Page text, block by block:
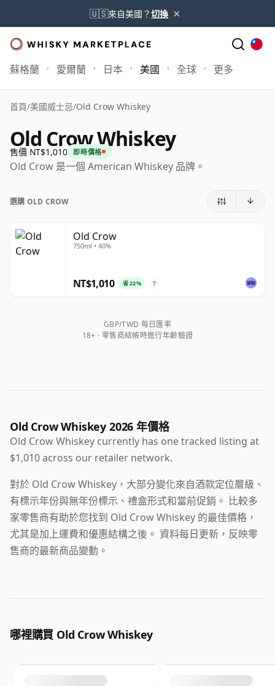
🇺🇸來自美國？切換 ×
蘇格蘭 愛爾蘭 日本 美國 全球 更多
首頁/美國威士忌/Old Crow Whiskey
Old Crow Whiskey
售價 NT$1,010 即時價格
Old Crow 是一個 American Whiskey 品牌。
選購 OLD CROW
Old Crow
750ml • 40%
NT$1,010 省 22% ?
GBP/TWD 每日匯率
18+ · 零售商結帳時進行年齡驗證
Old Crow Whiskey 2026 年價格
Old Crow Whiskey currently has one tracked listing at
$1,010 across our retailer network.
對於 Old Crow Whiskey，大部分變化來自酒款定位層級、
有標示年份與無年份標示、禮盒形式和當前促銷。 比較多
家零售商有助於您找到 Old Crow Whiskey 的最佳價格，
尤其是加上運費和優惠結構之後。 資料每日更新，反映零
售商的最新商品變動。
哪裡購買 Old Crow Whiskey